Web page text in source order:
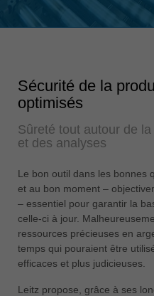
Suomi
english
türkçe
english
Việt Nam
中国
中文
Sécurité de la
optimisés
Sûreté tout autour de
et des analyses
Le bon outil dans les bonnes
et au bon moment –
– essentiel pour garantir la
celle-ci à jour.
ressources précieuses en
temps qui pouraient être
efficaces et plus judicieuses.
Leitz propose, grâce à ses